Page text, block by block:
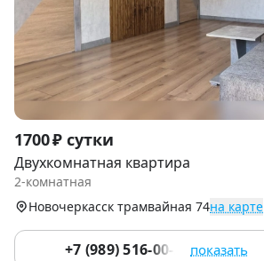
Item
1
of
1700 ₽ сутки
Двухкомнатная квартира
2-комнатная
Новочеркасск трамвайная 74на карте
+7 (989) 516-00-25 показать